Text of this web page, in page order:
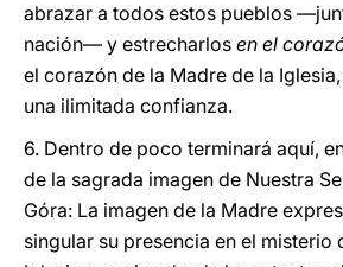
abrazar a todos estos pueblos
nación— y estrecharlos en el
el corazón de la Madre de la
una ilimitada confianza.
6. Dentro de poco terminará aquí,
de la sagrada imagen de Nuestra
Góra: La imagen de la Madre
singular su presencia en el misterio